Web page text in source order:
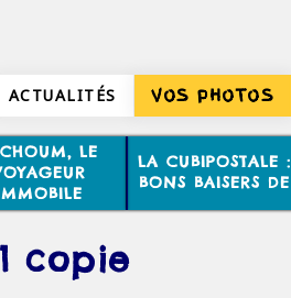
ACTUALITÉS VOS PHOTOS
LE
LA CUBIPOSTALE :
BONS BAISERS DE
copie